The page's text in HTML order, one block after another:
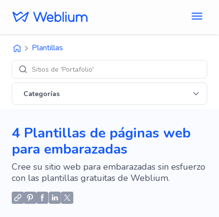
Plantillas
Sitios de 'Portafolio'
Categorías
4 Plantillas de páginas web
para embarazadas
Cree su sitio web para embarazadas sin esfuerzo
con las plantillas gratuitas de Weblium.